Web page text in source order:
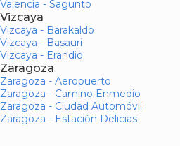
Valencia - Sagunto
Vizcaya
Vizcaya - Barakaldo
Vizcaya - Basauri
Vizcaya - Erandio
Zaragoza
Zaragoza - Aeropuerto
Zaragoza - Camino Enmedio
Zaragoza - Ciudad Automóvil
Zaragoza - Estación Delicias